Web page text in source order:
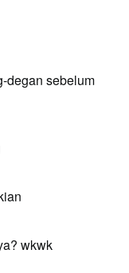
degan sebelum
wkwk